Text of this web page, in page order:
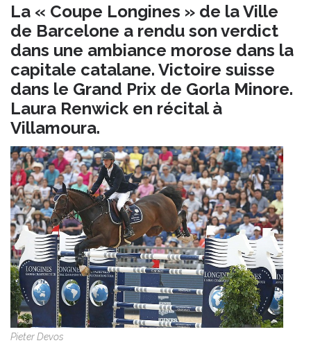
La « Coupe Longines » de la Ville
de Barcelone a rendu son verdict
dans une ambiance morose dans la
capitale catalane. Victoire suisse
dans le Grand Prix de Gorla Minore.
Laura Renwick en récital à
Villamoura.
Pieter Devos